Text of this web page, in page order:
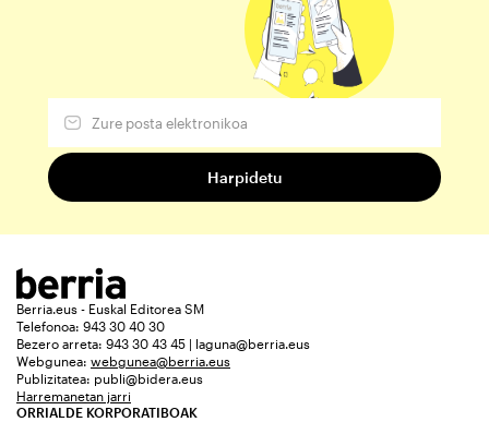
Berria.eus - Euskal Editorea SM
Telefonoa: 943 30 40 30
Bezero arreta: 943 30 43 45 | laguna@berria.eus
Webgunea: webgunea@berria.eus
Publizitatea: publi@bidera.eus
Harremanetan jarri
ORRIALDE KORPORATIBOAK